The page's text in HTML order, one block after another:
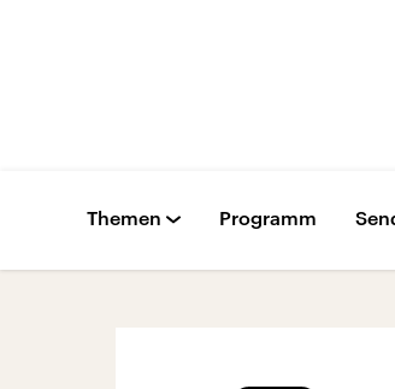
Themen Programm